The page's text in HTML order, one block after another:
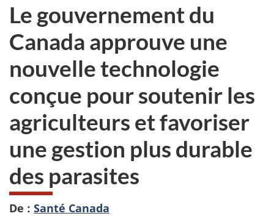
veux
pas
participer
au
sondage
du
site
web,
Le gouvernement du
Canada approuve une
nouvelle technologie
conçue pour soutenir les
agriculteurs et favoriser
une gestion plus durable
des parasites
De : Santé Canada